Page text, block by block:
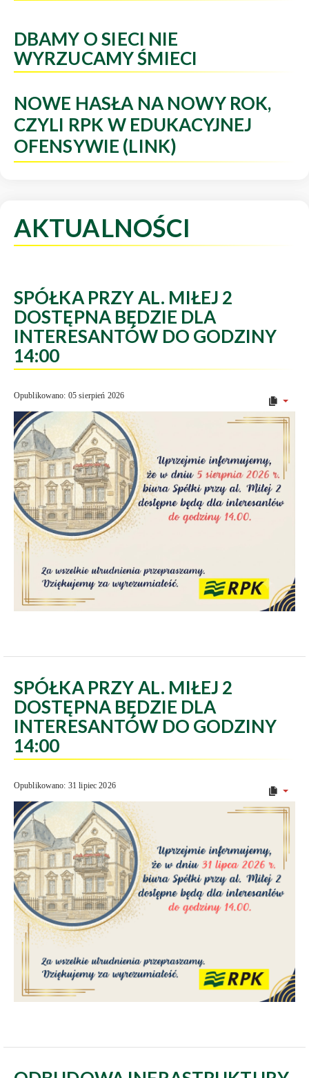
DBAMY O SIECI NIE
WYRZUCAMY ŚMIECI
NOWE HASŁA NA NOWY ROK,
CZYLI RPK W EDUKACYJNEJ
OFENSYWIE (LINK)
AKTUALNOŚCI
SPÓŁKA PRZY AL. MIŁEJ 2
DOSTĘPNA BĘDZIE DLA
INTERESANTÓW DO GODZINY
14:00
Opublikowano: 05 sierpień 2026
SPÓŁKA PRZY AL. MIŁEJ 2
DOSTĘPNA BĘDZIE DLA
INTERESANTÓW DO GODZINY
14:00
Opublikowano: 31 lipiec 2026